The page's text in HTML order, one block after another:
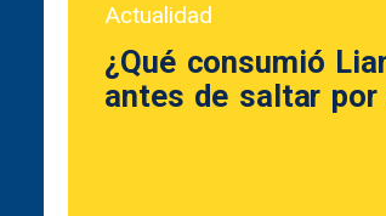
Actualidad
¿Qué consumió
antes de saltar por